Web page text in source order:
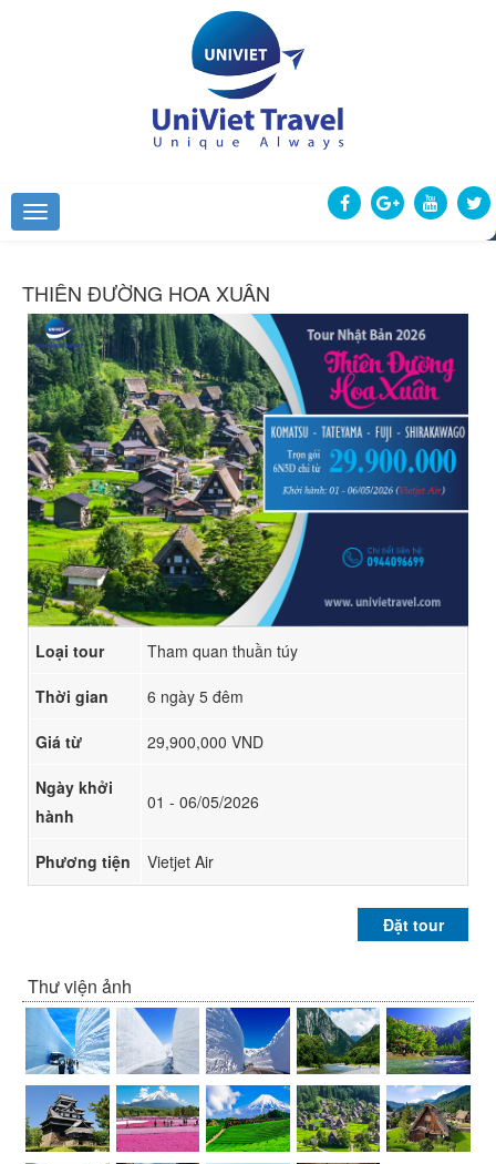
THIÊN ĐƯỜNG HOA XUÂN
Loại tour Tham quan thuần túy
Thời gian 6 ngày 5 đêm
Giá từ 29,900,000 VND
Ngày khởi
hành
01 - 06/05/2026
Phương tiện Vietjet Air
Đặt tour
Thư viện ảnh